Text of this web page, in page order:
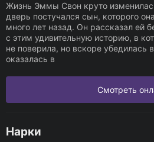
Жизнь Эммы Свон круто
дверь постучался сын, которого
много лет назад. Он рассказал ей
с этим удивительную историю, в
не поверила, но вскоре убедилась
оказалась в
Смотреть
Нарки